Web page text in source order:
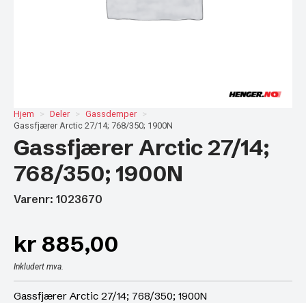
Hjem Deler
Gassdemper
Gassfjærer Arctic 27/14; 768/350; 1900N
Gassfjærer Arctic 27/14;
768/350; 1900N
Varenr: 1023670
kr 885,00
Inkludert mva.
Gassfjærer Arctic 27/14; 768/350; 1900N